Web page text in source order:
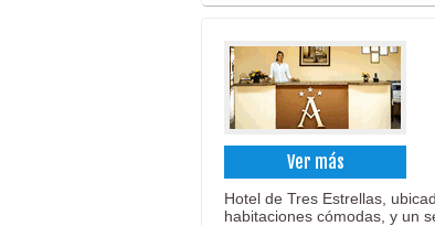
Ver más
Hotel de Tres Estrellas,
habitaciones cómodas, y un